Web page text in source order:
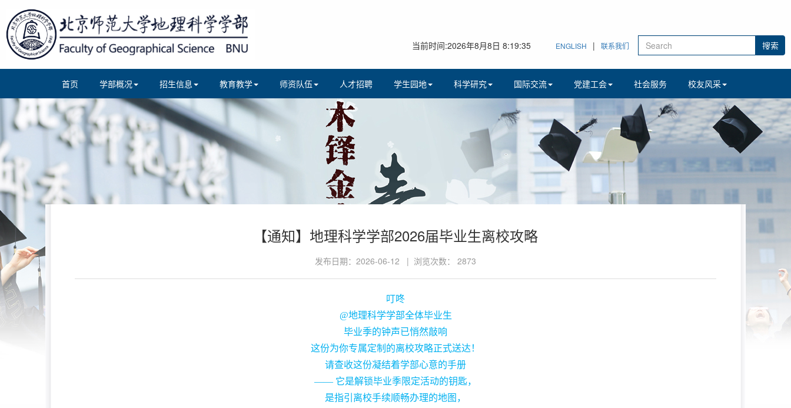
当前时间:2026年8月8日 8:19:36 ENGLISH | 联系我们
首页 学部概况 招生信息 教育教学 师资队伍 人才招聘 学生园地 科学研究 国际交流 党建工会 社会服务 校友风采
【通知】地理科学学部2026届毕业生离校攻略
发布日期：2026-06-12 | 浏览次数： 2873
叮咚
@地理科学学部全体毕业生
毕业季的钟声已悄然敲响
这份为你专属定制的离校攻略正式送达！
请查收这份凝结着学部心意的手册
—— 它是解锁毕业季限定活动的钥匙，
是指引离校手续顺畅办理的地图，